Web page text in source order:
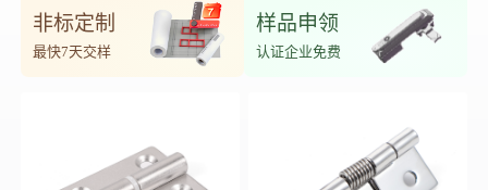
非标定制
最快7天交样
样品申领
认证企业免费